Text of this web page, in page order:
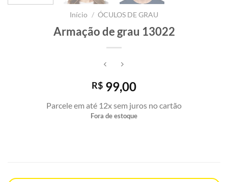
Início / ÓCULOS DE GRAU
Armação de grau 13022
R$ 99,00
Parcele em até 12x sem juros no cartão
Fora de estoque